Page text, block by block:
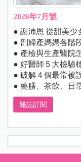
2026年7月號
● 謝沛恩 從甜美少
● 剖婦產媽媽各階
● 產檢與生產醫院
● 好醫師５大檢驗
● 破解４個最常被
● 藥膳、茶飲、日
雜誌訂閱